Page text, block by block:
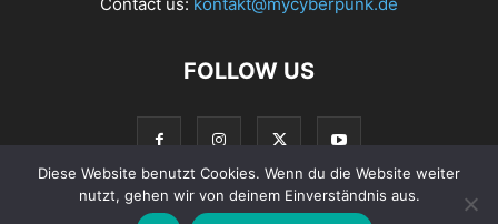
FOLLOW US
Diese Website benutzt Cookies. Wenn du die Website weiter
nutzt, gehen wir von deinem Einverständnis aus.